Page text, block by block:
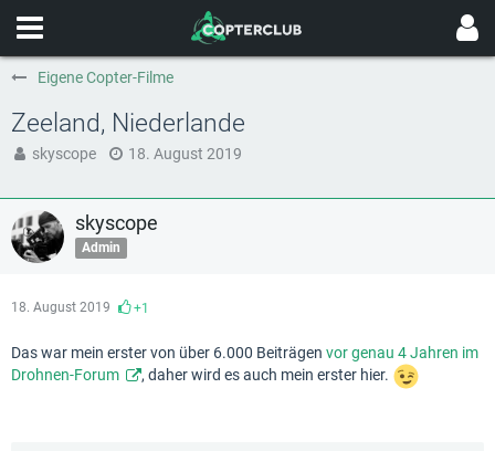
Eigene Copter-Filme
Zeeland, Niederlande
skyscope 18. August 2019
skyscope
Admin
18. August 2019 +1
Das war mein erster von über 6.000 Beiträgen vor genau 4 Jahren im
Drohnen-Forum
, daher wird es auch mein erster hier.